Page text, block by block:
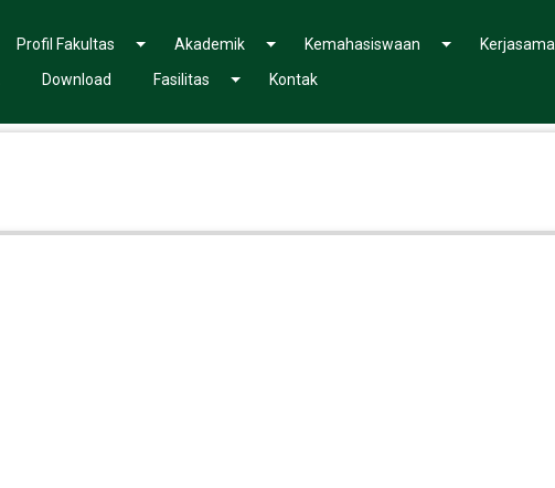
Profil Fakultas Akademik Kemahasiswaan
Kerjasama
Download Fasilitas Kontak